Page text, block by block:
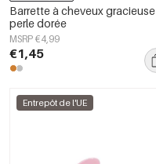
Barrette à cheveux gracieuse
perle dorée
MSRP €4,99
€1,45
Entrepôt de l'UE